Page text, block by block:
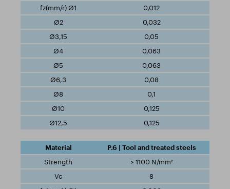
0,012
0,032
0,05
0,063
0,063
0,08
0,1
0,125
0,125
P.6 | Tool and treated steels
> 1100 N/mm²
8